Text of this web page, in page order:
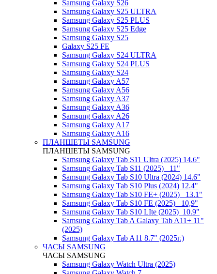
Samsung Galaxy S26
Samsung Galaxy S25 ULTRA
Samsung Galaxy S25 PLUS
Samsung Galaxy S25 Edge
Samsung Galaxy S25
Galaxy S25 FE
Samsung Galaxy S24 ULTRA
Samsung Galaxy S24 PLUS
Samsung Galaxy S24
Samsung Galaxy A57
Samsung Galaxy A56
Samsung Galaxy A37
Samsung Galaxy A36
Samsung Galaxy A26
Samsung Galaxy A17
Samsung Galaxy A16
ПЛАНШЕТЫ SAMSUNG
ПЛАНШЕТЫ SAMSUNG
Samsung Galaxy Tab S11 Ultra (2025) 14.6"
Samsung Galaxy Tab S11 (2025) _11"
Samsung Galaxy Tab S10 Ultra (2024) 14.6"
Samsung Galaxy Tab S10 Plus (2024) 12.4"
Samsung Galaxy Tab S10 FE+ (2025)_ 13.1"
Samsung Galaxy Tab S10 FE (2025)_ 10,9"
Samsung Galaxy Tab S10 LIte (2025)_10.9"
Samsung Galaxy Tab A Galaxy Tab A11+ 11"
(2025)
Samsung Galaxy Tab A11 8.7" (2025г.)
ЧАСЫ SAMSUNG
ЧАСЫ SAMSUNG
Samsung Galaxy Watch Ultra (2025)